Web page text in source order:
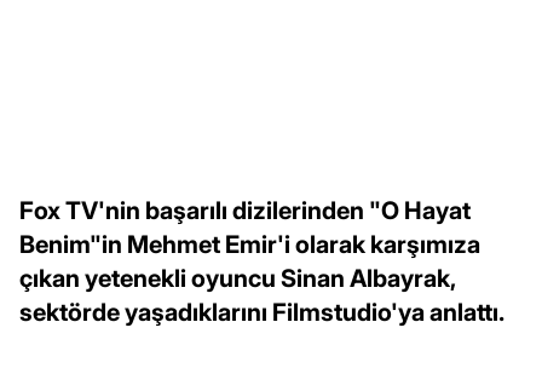
Fox TV'nin başarılı dizilerinden "O Hayat
Benim"in Mehmet Emir'i olarak karşımıza
çıkan yetenekli oyuncu Sinan Albayrak,
sektörde yaşadıklarını Filmstudio'ya anlattı.